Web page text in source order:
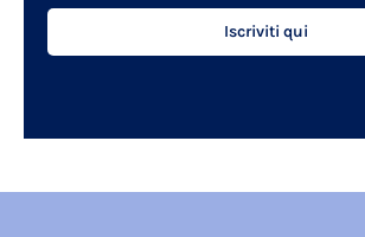
Iscriviti qui